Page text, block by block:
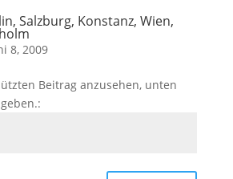
Salzburg, Konstanz, Wien,
8, 2009
Beitrag anzusehen, unten